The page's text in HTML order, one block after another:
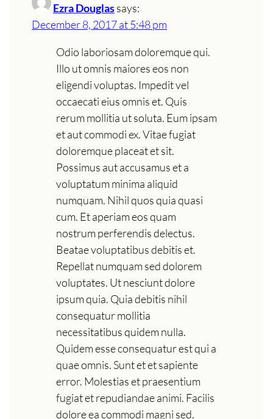
Ezra Douglassays:
December 8, 2017 at 5:48 pm
Odio laboriosam doloremque qui.
Illo ut omnis maiores eos non
eligendi voluptas. Impedit vel
occaecati eius omnis et. Quis
rerum mollitia ut soluta. Eum ipsam
et aut commodi ex. Vitae fugiat
doloremque placeat et sit.
Possimus aut accusamus et a
voluptatum minima aliquid
numquam. Nihil quos quia quasi
cum. Et aperiam eos quam
nostrum perferendis delectus.
Beatae voluptatibus debitis et.
Repellat numquam sed dolorem
voluptates. Ut nesciunt dolore
ipsum quia. Quia debitis nihil
consequatur mollitia
necessitatibus quidem nulla.
Quidem esse consequatur est qui a
quae omnis. Sunt et et sapiente
error. Molestias et praesentium
fugiat et repudiandae animi. Facilis
dolore ea commodi magni sed.